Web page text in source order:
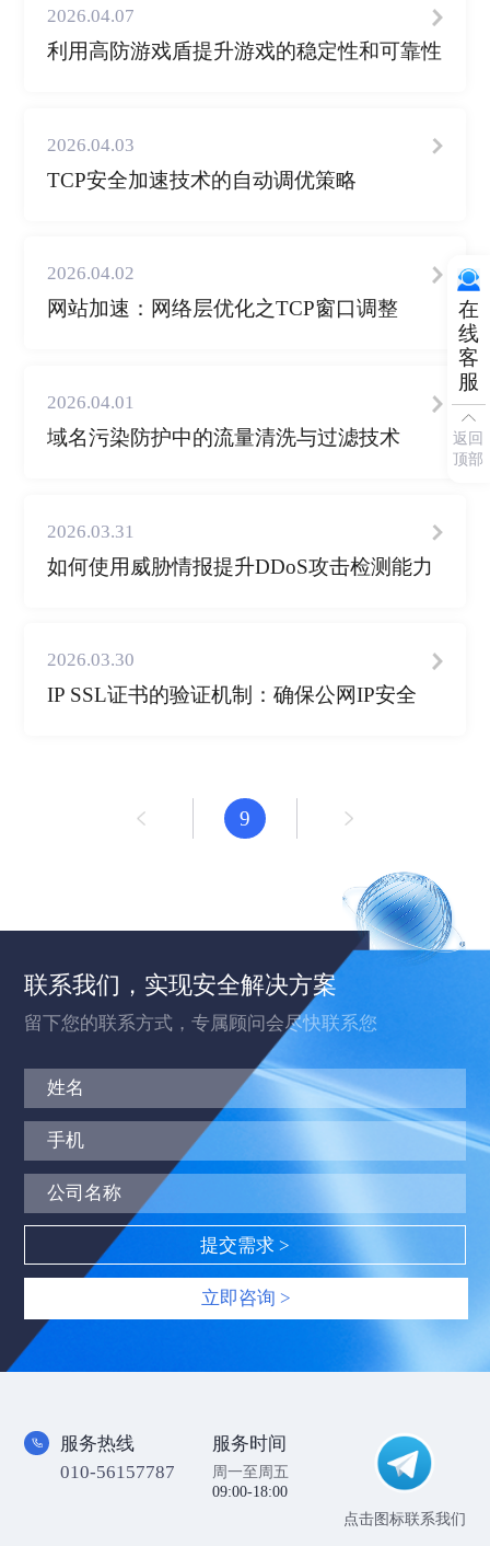
2026.04.07
利用高防游戏盾提升游戏的稳定性和可靠性
2026.04.03
TCP安全加速技术的自动调优策略
2026.04.02
网站加速：网络层优化之TCP窗口调整
2026.04.01
域名污染防护中的流量清洗与过滤技术
2026.03.31
如何使用威胁情报提升DDoS攻击检测能力
2026.03.30
IP SSL证书的验证机制：确保公网IP安全
9
联系我们，实现安全解决方案
留下您的联系方式，专属顾问会尽快联系您
立即咨询 >
服务热线
010-56157787
服务时间
周一至周五
09:00-18:00
点击图标联系我们
在
线
客
服
返回
顶部